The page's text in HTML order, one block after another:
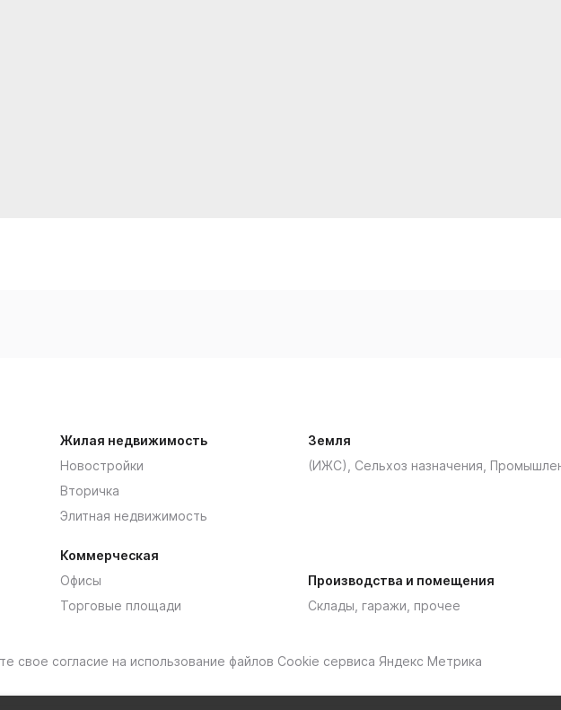
Жилая недвижимость
Новостройки
Вторичка
Элитная недвижимость
Коммерческая
Офисы
Торговые площади
Земля
(ИЖС), Сельхоз назначения,
Производства и помещения
Склады, гаражи, прочее
свое согласие на использование файлов Cookie сервиса Яндекс Метрика